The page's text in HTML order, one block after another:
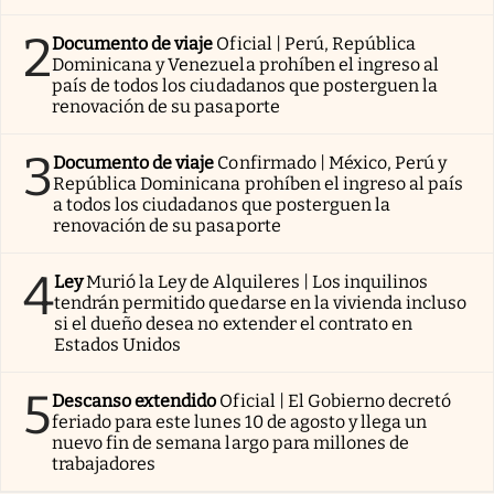
2Documento de viaje Oficial | Perú, República
Dominicana y Venezuela prohíben el ingreso al
país de todos los ciudadanos que posterguen la
renovación de su pasaporte
3Documento de viaje Confirmado | México, Perú y
República Dominicana prohíben el ingreso al país
a todos los ciudadanos que posterguen la
renovación de su pasaporte
4LeyMurió la Ley de Alquileres | Los inquilinos
tendrán permitido quedarse en la vivienda incluso
si el dueño desea no extender el contrato en
Estados Unidos
5Descanso extendido Oficial | El Gobierno decretó
feriado para este lunes 10 de agosto y llega un
nuevo fin de semana largo para millones de
trabajadores